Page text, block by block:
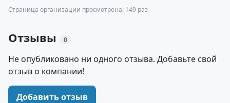
Страница организации просмотрена: 149 раз
Отзывы 0
Не опубликовано ни одного отзыва. Добавьте свой
отзыв о компании!
Добавить отзыв